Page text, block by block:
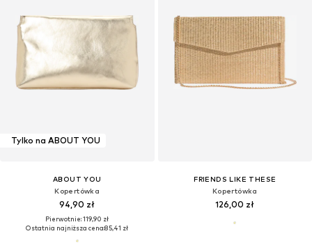
Tylko na ABOUT YOU
ABOUT YOU
Kopertówka
94,90 zł
Pierwotnie: 119,90 zł
Ostatnia najniższa cena:85,41 zł
FRIENDS LIKE THESE
Kopertówka
126,00 zł